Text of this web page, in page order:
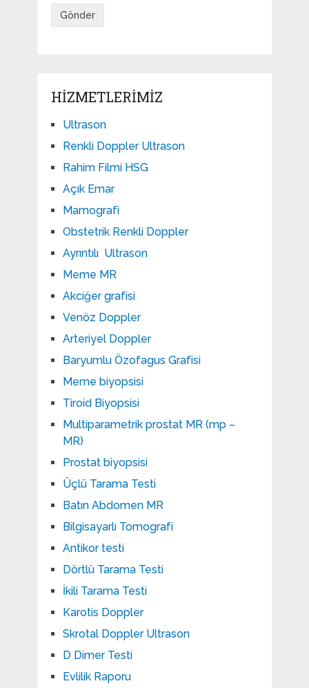
HIZMETLERIMIZ
Ultrason
Renkli Doppler Ultrason
Rahim Filmi HSG
Açık Emar
Mamografi
Obstetrik Renkli Doppler
Ayrıntılı Ultrason
Meme MR
Akciğer grafisi
Venöz Doppler
Arteriyel Doppler
Baryumlu Özofagus Grafisi
Meme biyopsisi
Tiroid Biyopsisi
Multiparametrik prostat MR (mp –
MR)
Prostat biyopsisi
Üçlü Tarama Testi
Batın Abdomen MR
Bilgisayarlı Tomografi
Antikor testi
Dörtlü Tarama Testi
İkili Tarama Testi
Karotis Doppler
Skrotal Doppler Ultrason​
D Dimer Testi
Evlilik Raporu